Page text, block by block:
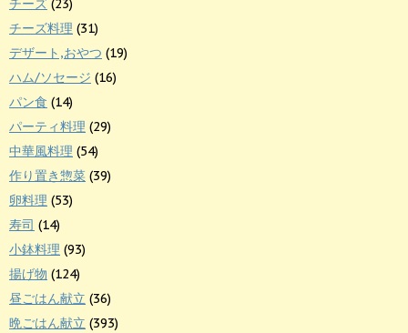
チーズ (23)
チーズ料理 (31)
デザート,おやつ (19)
ハム/ソセージ (16)
パン食 (14)
パーティ料理 (29)
中華風料理 (54)
作り置き惣菜 (39)
卵料理 (53)
寿司 (14)
小鉢料理 (93)
揚げ物 (124)
昼ごはん献立 (36)
晩ごはん献立 (393)